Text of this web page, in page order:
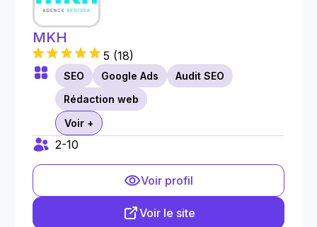
MKH
5 (18)
SEO Google Ads
Audit SEO
Rédaction web
Voir +
2-10
Voir profil
Voir le site